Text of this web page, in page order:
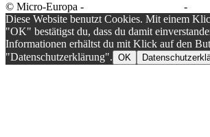
© Micro-Europa -
-
Diese Website benutzt Cookies. Mit einem
"OK" bestätigst du, dass du damit
Informationen erhältst du mit Klick auf den
"Datenschutzerklärung". OK